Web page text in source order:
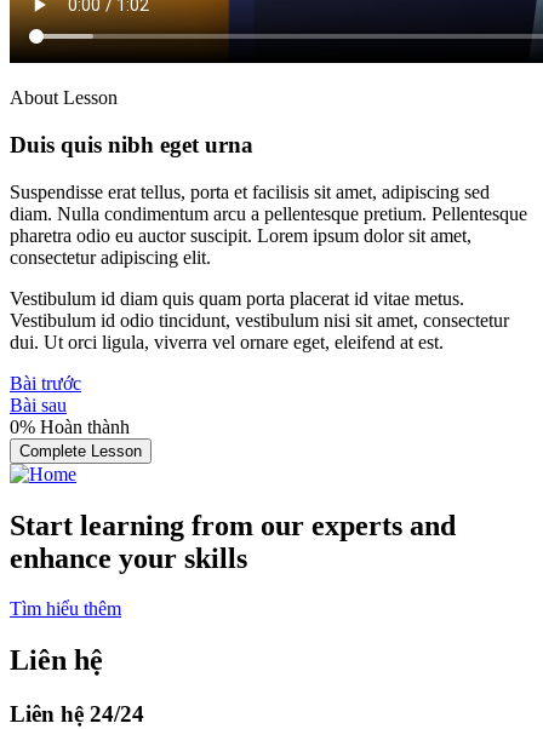
About Lesson
Duis quis nibh eget urna
Suspendisse erat tellus, porta et facilisis sit amet, adipiscing sed
diam. Nulla condimentum arcu a pellentesque pretium. Pellentesque
pharetra odio eu auctor suscipit. Lorem ipsum dolor sit amet,
consectetur adipiscing elit.
Vestibulum id diam quis quam porta placerat id vitae metus.
Vestibulum id odio tincidunt, vestibulum nisi sit amet, consectetur
dui. Ut orci ligula, viverra vel ornare eget, eleifend at est.
Bài trước
Bài sau
0% Hoàn thành
Complete Lesson
Start learning from our experts and
enhance your skills
Tìm hiểu thêm
Liên hệ
Liên hệ 24/24